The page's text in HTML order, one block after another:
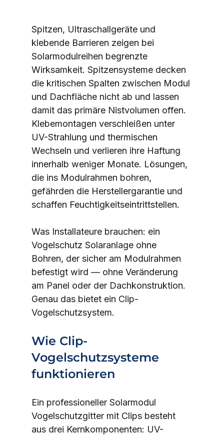
Spitzen, Ultraschallgeräte und
klebende Barrieren zeigen bei
Solarmodulreihen begrenzte
Wirksamkeit. Spitzensysteme decken
die kritischen Spalten zwischen Modul
und Dachfläche nicht ab und lassen
damit das primäre Nistvolumen offen.
Klebemontagen verschleißen unter
UV-Strahlung und thermischen
Wechseln und verlieren ihre Haftung
innerhalb weniger Monate. Lösungen,
die ins Modulrahmen bohren,
gefährden die Herstellergarantie und
schaffen Feuchtigkeitseintrittstellen.
Was Installateure brauchen: ein
Vogelschutz Solaranlage ohne
Bohren, der sicher am Modulrahmen
befestigt wird — ohne Veränderung
am Panel oder der Dachkonstruktion.
Genau das bietet ein Clip-
Vogelschutzsystem.
Wie Clip-
Vogelschutzsysteme
funktionieren
Ein professioneller Solarmodul
Vogelschutzgitter mit Clips besteht
aus drei Kernkomponenten: UV-